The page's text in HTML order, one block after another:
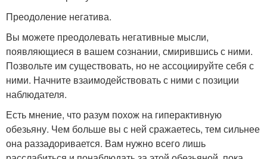
Преодоление негатива.
Вы можете преодолевать негативные мысли,
появляющиеся в вашем сознании, смирившись с ними.
Позвольте им существовать, но не ассоциируйте себя с
ними. Начните взаимодействовать с ними с позиции
наблюдателя.
Есть мнение, что разум похож на гиперактивную
обезьяну. Чем больше вы с ней сражаетесь, тем сильнее
она раззадоривается. Вам нужно всего лишь